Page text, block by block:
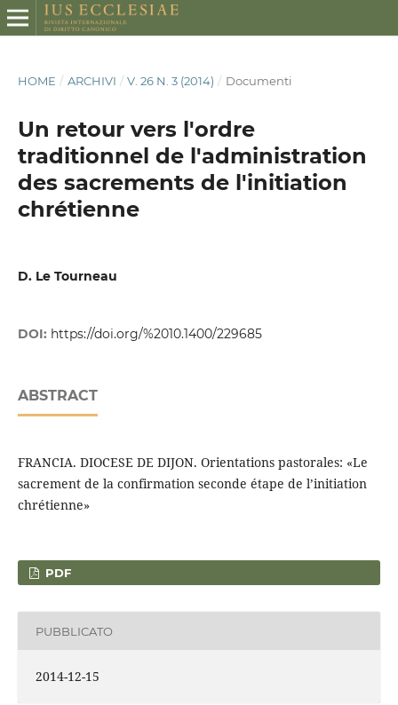
HOME / ARCHIVI / V. 26 N. 3 (2014) / Documenti
Un retour vers l'ordre
traditionnel de l'administration
des sacrements de l'initiation
chrétienne
D. Le Tourneau
DOI: https://doi.org/%2010.1400/229685
ABSTRACT
FRANCIA. DIOCESE DE DIJON. Orientations pastorales: «Le
sacrement de la confirmation seconde étape de l’initiation
chrétienne»
PDF
PUBBLICATO
2014-12-15